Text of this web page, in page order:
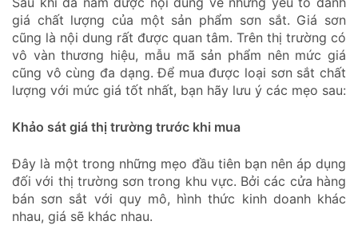
giá chất lượng của một sản phẩm sơn sắt. Giá sơn
cũng là nội dung rất được quan tâm. Trên thị trường có
vô vàn thương hiệu, mẫu mã sản phẩm nên mức giá
cũng vô cùng đa dạng. Để mua được loại sơn sắt chất
lượng với mức giá tốt nhất, bạn hãy lưu ý các mẹo sau:
Khảo sát giá thị trường trước khi mua
Đây là một trong những mẹo đầu tiên bạn nên áp dụng
đối với thị trường sơn trong khu vực. Bởi các cửa hàng
bán sơn sắt với quy mô, hình thức kinh doanh khác
nhau, giá sẽ khác nhau.